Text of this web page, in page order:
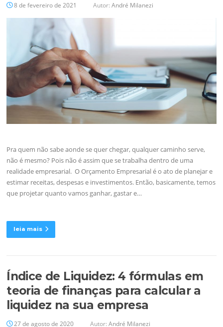
8 de fevereiro de 2021 Autor:André Milanezi
Pra quem não sabe aonde se quer chegar, qualquer caminho serve,
não é mesmo? Pois não é assim que se trabalha dentro de uma
realidade empresarial. O Orçamento Empresarial é o ato de planejar e
estimar receitas, despesas e investimentos. Então, basicamente, temos
que projetar quanto vamos ganhar, gastar e…
leia mais
Índice de Liquidez: 4 fórmulas em
teoria de finanças para calcular a
liquidez na sua empresa
27 de agosto de 2020 Autor:André Milanezi